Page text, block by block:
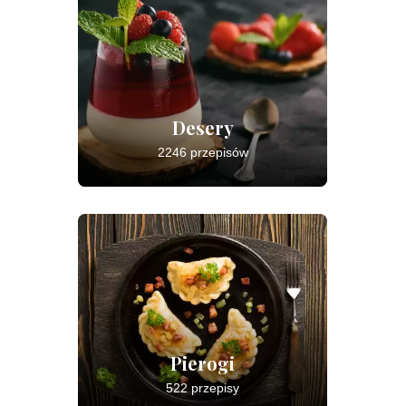
Desery
2246 przepisów
Pierogi
522 przepisy